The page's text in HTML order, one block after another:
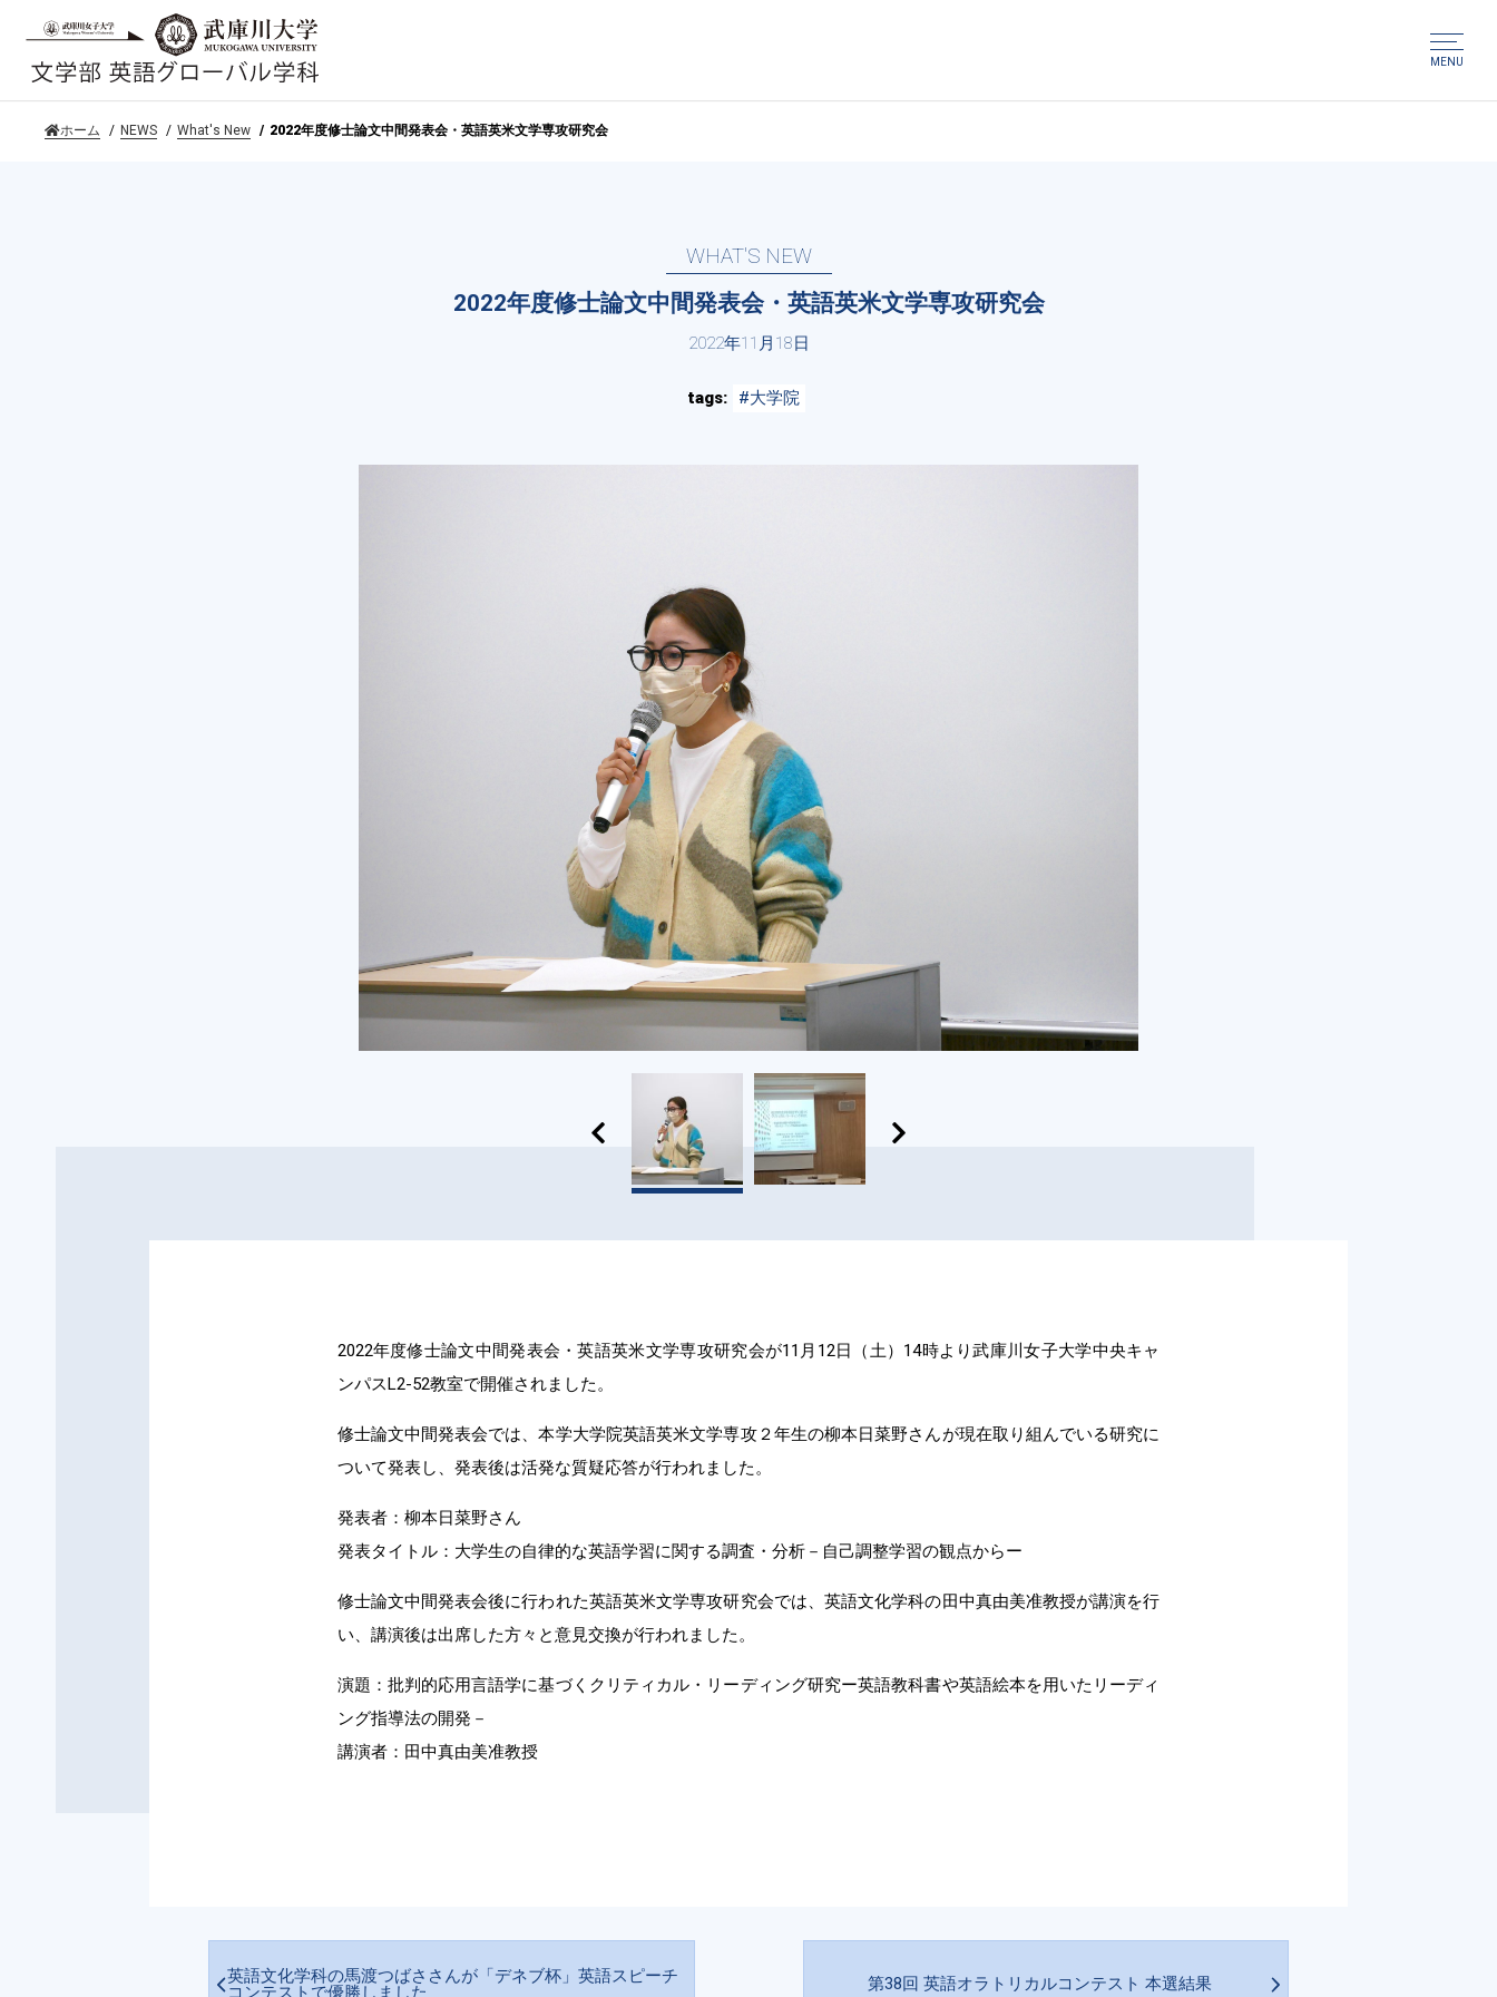
MENU
ホーム NEWS What's New 2022年度修士論文中間発表会・英語英米文学専攻研究会
WHAT'S NEW
2022年度修士論文中間発表会・英語英米文学専攻研究会
2022年11月18日
tags #大学院
2022年度修士論文中間発表会・英語英米文学専攻研究会が11月12日（土）14時より武庫川女子大学中央キャ
ンパスL2-52教室で開催されました。
修士論文中間発表会では、本学大学院英語英米文学専攻２年生の柳本日菜野さんが現在取り組んでいる研究に
ついて発表し、発表後は活発な質疑応答が行われました。
発表者：柳本日菜野さん
発表タイトル：大学生の自律的な英語学習に関する調査・分析－自己調整学習の観点からー
修士論文中間発表会後に行われた英語英米文学専攻研究会では、英語文化学科の田中真由美准教授が講演を行
い、講演後は出席した方々と意見交換が行われました。
演題：批判的応用言語学に基づくクリティカル・リーディング研究ー英語教科書や英語絵本を用いたリーディ
ング指導法の開発－
講演者：田中真由美准教授
英語文化学科の馬渡つばささんが「デネブ杯」英語スピーチ
コンテストで優勝しました
第38回 英語オラトリカルコンテスト 本選結果